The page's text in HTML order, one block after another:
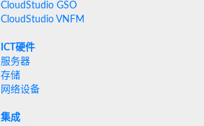
CloudStudio GSO
CloudStudio VNFM
ICT硬件
服务器
存储
网络设备
集成